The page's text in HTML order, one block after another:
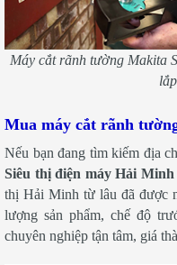
Máy cắt rãnh tường Makita
Mua máy cắt rãnh
Nếu bạn đang tìm kiếm địa
Siêu thị điện máy Hải Minh
thị Hải Minh từ lâu đã được
lượng sản phẩm, chế độ
chuyên nghiệp tận tâm, giá